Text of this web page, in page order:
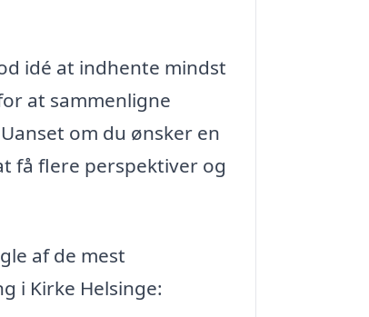
idé at indhente mindst
at sammenligne
om du ønsker en
få flere perspektiver og
af de mest
i Kirke Helsinge: